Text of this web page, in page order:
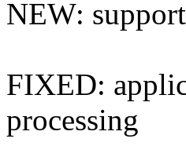
NEW:
FIXED:
processing